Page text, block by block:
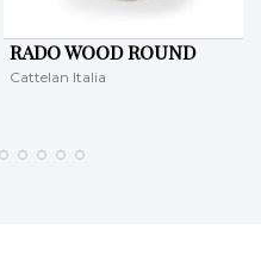
RADO WOOD ROUND
Cattelan Italia